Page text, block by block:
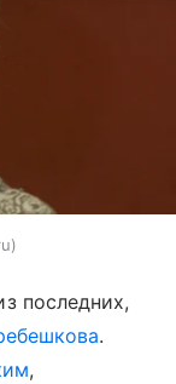
последних,
.
,